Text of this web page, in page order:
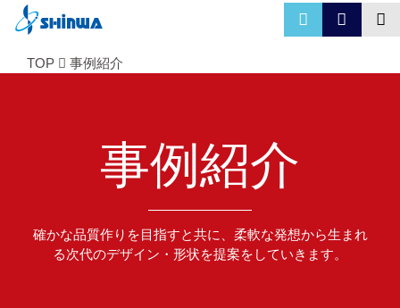
TOP 事例紹介
事例紹介
確かな品質作りを目指すと共に、柔軟な発想から生まれ
る次代のデザイン・形状を提案をしていきます。